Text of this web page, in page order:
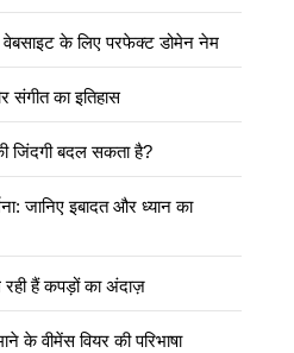
वेबसाइट के लिए परफेक्ट डोमेन नेम
संगीत का इतिहास
जिंदगी बदल सकता है?
जानिए इबादत और ध्यान का
रही हैं कपड़ों का अंदाज़
के वीमेंस वियर की परिभाषा